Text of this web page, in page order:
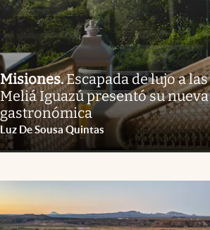
Misiones.Escapada de lujo a
Meliá Iguazú presentó su
gastronómica
Luz De Sousa Quintas